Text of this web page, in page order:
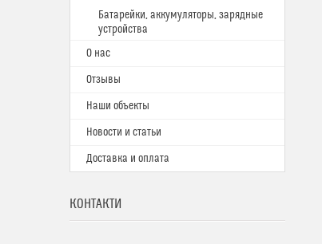
Батарейки, аккумуляторы, зарядные
устройства
О нас
Отзывы
Наши объекты
Новости и статьи
Доставка и оплата
КОНТАКТИ